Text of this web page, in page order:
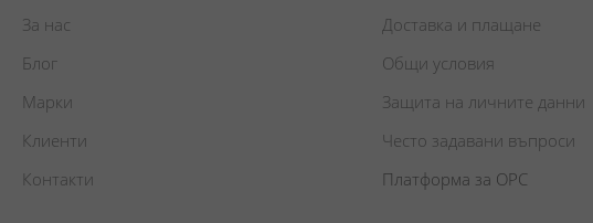
За нас
Блог
Марки
Клиенти
Контакти
Доставка и плащане
Общи условия
Защита на личните данни
Често задавани въпроси
Платформа за ОРС